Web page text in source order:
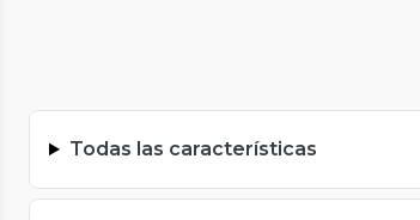
Todas las características